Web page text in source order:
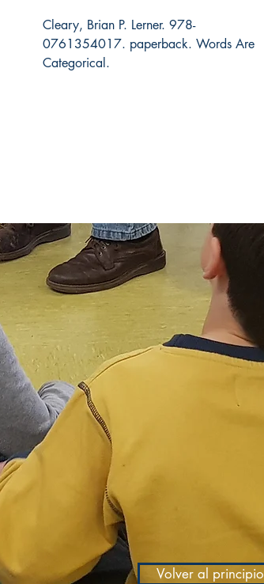
Cleary, Brian P. Lerner. 978-
0761354017. paperback. Words Are
Categorical.
Volver al principio